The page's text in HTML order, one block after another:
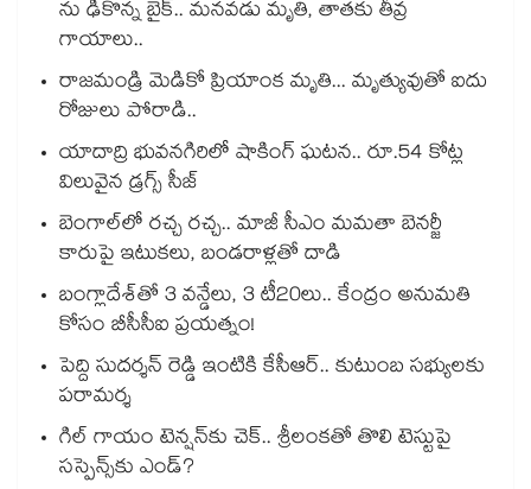
ను ఢీకొన్న బైక్.. మనవడు మృతి, తాతకు తీవ్ర
గాయాలు..
రాజమండ్రి మెడికో ప్రియాంక మృతి... మృత్యువుతో ఐదు
రోజులు పోరాడి..
యాదాద్రి భువనగిరిలో షాకింగ్ ఘటన.. రూ.54 కోట్ల
విలువైన డ్రగ్స్ సీజ్
బెంగాల్⁭లో రచ్చ రచ్చ.. మాజీ సీఎం మమతా బెనర్జీ
కారుపై ఇటుకలు, బండరాళ్లతో దాడి
బంగ్లాదేశ్⁬తో 3 వన్డేలు, 3 టీ20లు.. కేంద్రం అనుమతి
కోసం బీసీసీఐ ప్రయత్నం!
పెద్ది సుదర్శన్ రెడ్డి ఇంటికి కేసీఆర్.. కుటుంబ సభ్యులకు
పరామర్శ
గిల్ గాయం టెన్షన్‌కు చెక్.. శ్రీలంకతో తొలి టెస్టుపై
సస్పెన్స్‌కు ఎండ్?